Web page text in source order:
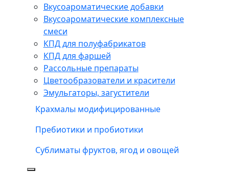
Вкусоароматические добавки
Вкусоароматические комплексные
смеси
КПД для полуфабрикатов
КПД для фаршей
Рассольные препараты
Цветообразователи и красители
Эмульгаторы, загустители
Крахмалы модифицированные
Пребиотики и пробиотики
Сублиматы фруктов, ягод и овощей